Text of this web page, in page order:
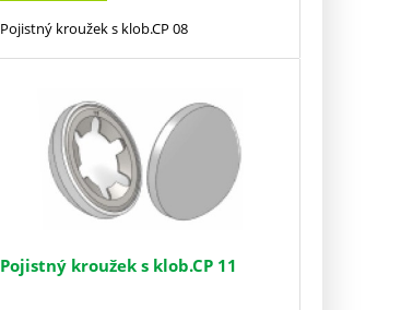
Pojistný kroužek s klob.CP 08
Pojistný kroužek s klob.CP 11